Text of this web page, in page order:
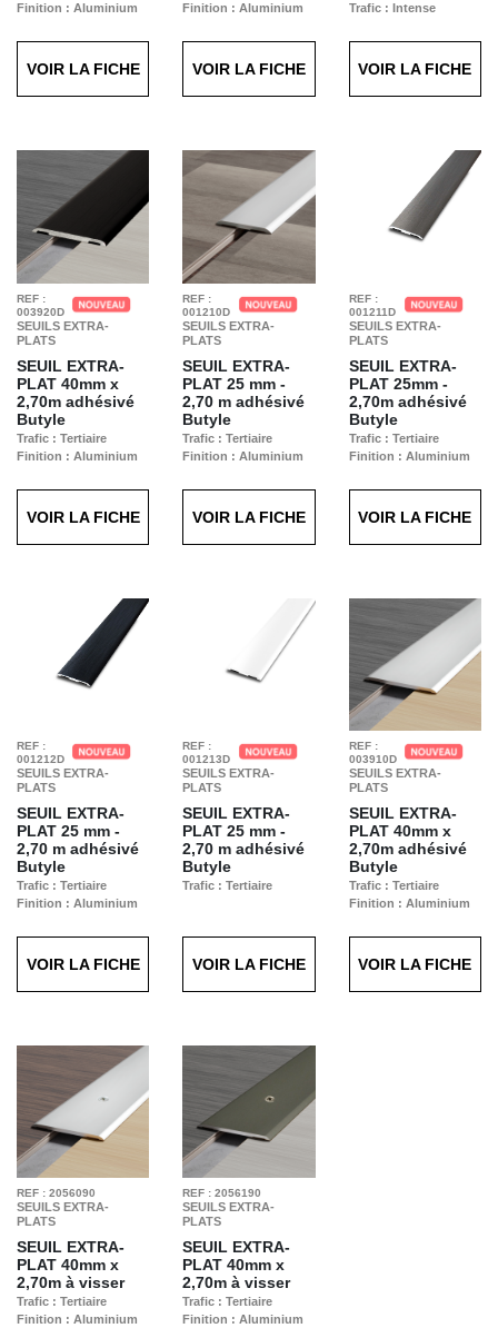
Finition : Aluminium
VOIR LA FICHE
Finition : Aluminium
VOIR LA FICHE
Trafic : Intense
Anodisé Naturel
VOIR LA FICHE
REF :
003920D
SEUILS EXTRA-
PLATS
SEUIL EXTRA-
PLAT 40mm x
2,70m adhésivé
Butyle
Trafic : Tertiaire
Finition : Aluminium
VOIR LA FICHE
REF :
001210D
SEUILS EXTRA-
PLATS
SEUIL EXTRA-
PLAT 25 mm -
2,70 m adhésivé
Butyle
Trafic : Tertiaire
Finition : Aluminium
VOIR LA FICHE
REF :
001211D
SEUILS EXTRA-
PLATS
SEUIL EXTRA-
PLAT 25mm -
2,70m adhésivé
Butyle
Trafic : Tertiaire
Finition : Aluminium
VOIR LA FICHE
REF :
001212D
SEUILS EXTRA-
PLATS
SEUIL EXTRA-
PLAT 25 mm -
2,70 m adhésivé
Butyle
Trafic : Tertiaire
Finition : Aluminium
VOIR LA FICHE
REF :
001213D
SEUILS EXTRA-
PLATS
SEUIL EXTRA-
PLAT25 mm -
2,70 m adhésivé
Butyle
Trafic : Tertiaire
VOIR LA FICHE
REF :
003910D
SEUILS EXTRA-
PLATS
SEUIL EXTRA-
PLAT40mm x
2,70m adhésivé
Butyle
Trafic : Tertiaire
Finition : Aluminium
VOIR LA FICHE
REF : 2056090
SEUILS EXTRA-
PLATS
SEUIL EXTRA-
PLAT 40mm x
2,70m à visser
Trafic : Tertiaire
Finition : Aluminium
REF : 2056190
SEUILS EXTRA-
PLATS
SEUIL EXTRA-
PLAT 40mm x
2,70m à visser
Trafic : Tertiaire
Finition : Aluminium